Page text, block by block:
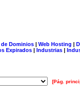
Dominios| Web Hosting |
Expirados | Industrias |
[Pág.